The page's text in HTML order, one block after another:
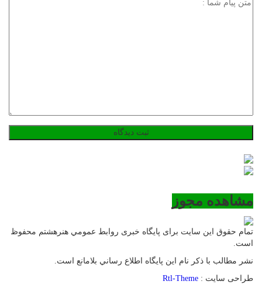
مشاهده مجوز
تمام حقوق این سایت برای پایگاه خبری روابط عمومي هنرهشتم محفوظ
است.
نشر مطالب با ذکر نام اين پايگاه اطلاع رساني بلامانع است.
طراحی سایت : Rtl-Theme